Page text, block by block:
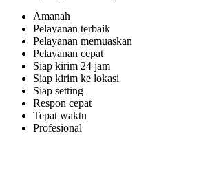
Amanah
Pelayanan terbaik
Pelayanan memuaskan
Pelayanan cepat
Siap kirim 24 jam
Siap kirim ke lokasi
Siap setting
Respon cepat
Tepat waktu
Profesional